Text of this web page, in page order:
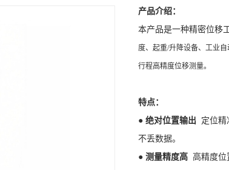
产品介绍：
本产品是一种精密位移
度、起重/升降设备、工业
行程高精度位移测量。
特点：
● 绝对位置输出 定位精
不丢数据。
● 测量精度高 高精度位